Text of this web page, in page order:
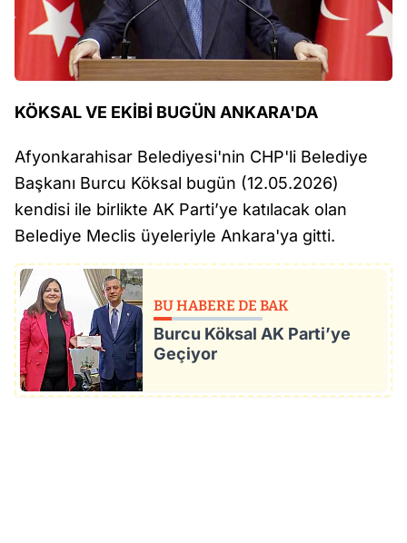
KÖKSAL VE EKİBİ BUGÜN ANKARA'DA
Afyonkarahisar Belediyesi'nin CHP'li Belediye
Başkanı Burcu Köksal bugün (12.05.2026)
kendisi ile birlikte AK Parti’ye katılacak olan
Belediye Meclis üyeleriyle Ankara'ya gitti.
BU HABERE DE BAK
Burcu Köksal AK Parti’ye
Geçiyor